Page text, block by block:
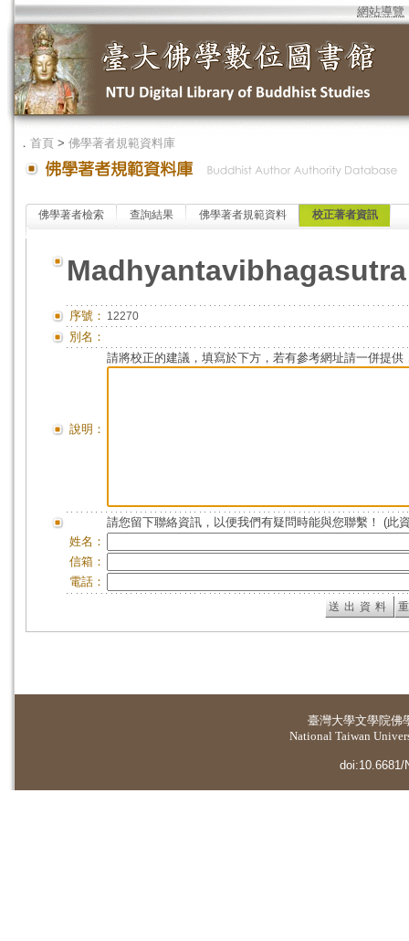
網站導覽
． 首頁 > 佛學著者規範資料庫
佛學著者檢索 查詢結果 佛學著者規範資料 校正著者資訊
Madhyantavibhagasutra
序號： 12270
別名：
說明：
請將校正的建議，填寫於下方，若有參考網址請一併提供
請您留下聯絡資訊，以便我們有疑問時能與您聯繫！ (此
姓名：
信箱：
電話：
臺灣大學文學院佛
National Taiwan
doi:10.6681/